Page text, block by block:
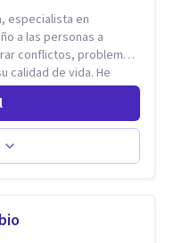
especialista en
a las personas a
conflictos, problemas
calidad de vida. He
como el Hospital
MENDAO, San
y el Centro de
de colaborar
y Xochimilco, lo que